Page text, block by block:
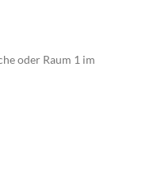
oder Raum 1 im